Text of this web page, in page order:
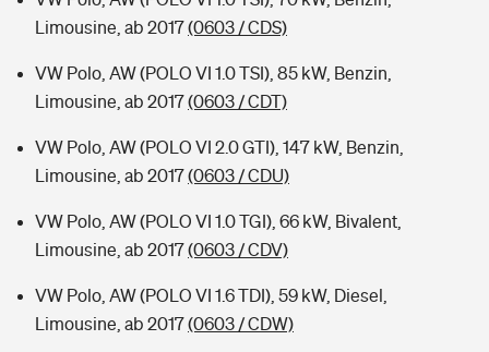
Limousine, ab 2017(0603 / CDS)
VW Polo, AW (POLO VI 1.0 TSI), 85 kW, Benzin,
Limousine, ab 2017(0603 / CDT)
VW Polo, AW (POLO VI 2.0 GTI), 147 kW, Benzin,
Limousine, ab 2017(0603 / CDU)
VW Polo, AW (POLO VI 1.0 TGI), 66 kW, Bivalent,
Limousine, ab 2017(0603 / CDV)
VW Polo, AW (POLO VI 1.6 TDI), 59 kW, Diesel,
Limousine, ab 2017(0603 / CDW)